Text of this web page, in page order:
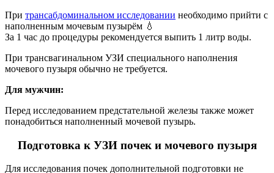
При трансабдоминальном исследовании необходимо прийти с
наполненным мочевым пузырём 💧
За 1 час до процедуры рекомендуется выпить 1 литр воды.
При трансвагинальном УЗИ специального наполнения
мочевого пузыря обычно не требуется.
Для мужчин:
Перед исследованием предстательной железы также может
понадобиться наполненный мочевой пузырь.
Подготовка к УЗИ почек и мочевого пузыря
Для исследования почек дополнительной подготовки не